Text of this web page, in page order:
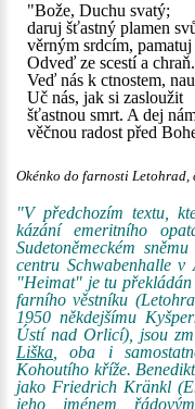
"Bože, Duchu svatý;
daruj šťastný plamen
věrným srdcím,
Odveď ze scestí a chraň.
Veď nás k ctnostem,
Uč nás, jak si zasloužit
šťastnou smrt. A dej
věčnou radost před
Okénko do farnosti Letohrad,
"V předchozím textu,
kázání emeritního
Sudetoněmeckém
centru Schwabenhalle v
"Heimat" je tu
farního věstníku
1950 někdejšímu
Ústí nad Orlicí), jsou
Liška , oba i
Kohoutího kříže.
jako Friedrich Kränkl
jeho jménem